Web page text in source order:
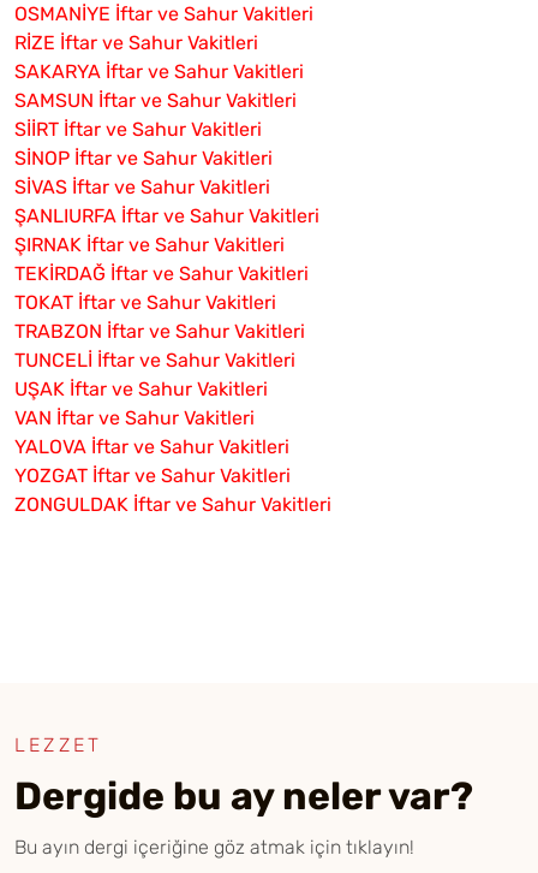
OSMANİYE İftar ve Sahur Vakitleri
RİZE İftar ve Sahur Vakitleri
SAKARYA İftar ve Sahur Vakitleri
SAMSUN İftar ve Sahur Vakitleri
SİİRT İftar ve Sahur Vakitleri
SİNOP İftar ve Sahur Vakitleri
SİVAS İftar ve Sahur Vakitleri
ŞANLIURFA İftar ve Sahur Vakitleri
ŞIRNAK İftar ve Sahur Vakitleri
TEKİRDAĞ İftar ve Sahur Vakitleri
TOKAT İftar ve Sahur Vakitleri
TRABZON İftar ve Sahur Vakitleri
TUNCELİ İftar ve Sahur Vakitleri
UŞAK İftar ve Sahur Vakitleri
VAN İftar ve Sahur Vakitleri
YALOVA İftar ve Sahur Vakitleri
YOZGAT İftar ve Sahur Vakitleri
ZONGULDAK İftar ve Sahur Vakitleri
LEZZET
Dergide bu ay neler var?
Bu ayın dergi içeriğine göz atmak için tıklayın!